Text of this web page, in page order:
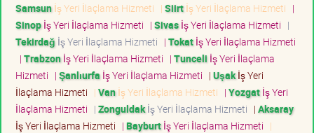
Samsunİş Yeri İlaçlama Hizmeti | Siirtİş Yeri İlaçlama Hizmeti |
Sinopİş Yeri İlaçlama Hizmeti | Sivasİş Yeri İlaçlama Hizmeti |
Tekirdağ İş Yeri İlaçlama Hizmeti | Tokatİş Yeri İlaçlama Hizmeti
| Trabzonİş Yeri İlaçlama Hizmeti | Tunceli İş Yeri İlaçlama
Hizmeti | Şanlıurfa İş Yeri İlaçlama Hizmeti | Uşakİş Yeri
İlaçlama Hizmeti | Vanİş Yeri İlaçlama Hizmeti | Yozgatİş Yeri
İlaçlama Hizmeti | Zonguldakİş Yeri İlaçlama Hizmeti | Aksaray
İş Yeri İlaçlama Hizmeti | Bayburtİş Yeri İlaçlama Hizmeti |